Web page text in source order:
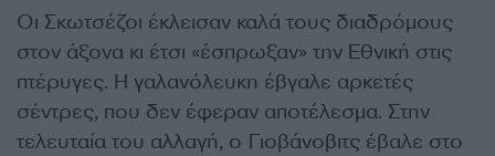
Οι Σκωτσέζοι έκλεισαν καλά τους διαδρόμους
στον άξονα κι έτσι «έσπρωξαν» την Εθνική στις
πτέρυγες. Η γαλανόλευκη έβγαλε αρκετές
σέντρες, που δεν έφεραν αποτέλεσμα. Στην
τελευταία του αλλαγή, ο Γιοβάνοβιτς έβαλε στο